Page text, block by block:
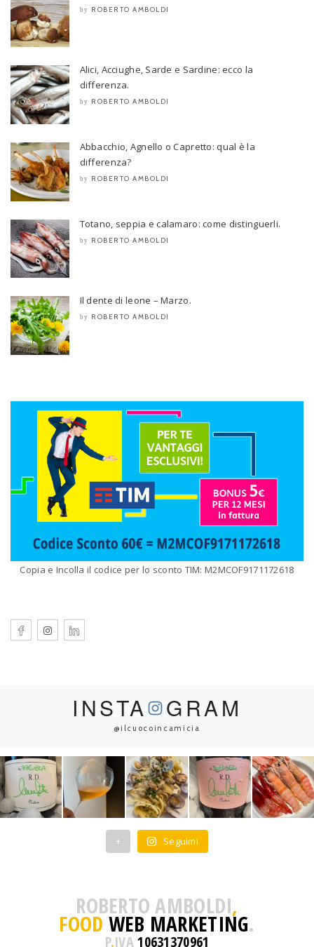
by ROBERTO AMBOLDI
Alici, Acciughe, Sarde e Sardine: ecco la
differenza.
by ROBERTO AMBOLDI
Abbacchio, Agnello o Capretto: qual è la
differenza?
by ROBERTO AMBOLDI
Totano, seppia e calamaro: come distinguerli.
by ROBERTO AMBOLDI
Il dente di leone – Marzo.
by ROBERTO AMBOLDI
Copia e Incolla il codice per lo sconto TIM: M2MCOF9171172618
INSTA GRAM
@ilcuocoincamicia
+ Seguimi
ROBERTO AMBOLDI,
FOOD WEB MARKETING.
P.IVA10631370961